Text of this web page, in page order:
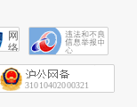
网
络
会
征
31010402000321